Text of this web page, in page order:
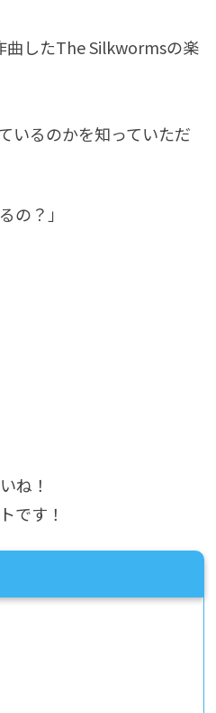
曲したThe Silkwormsの楽
いるのかを知っていただ
の？」
ね！
です！